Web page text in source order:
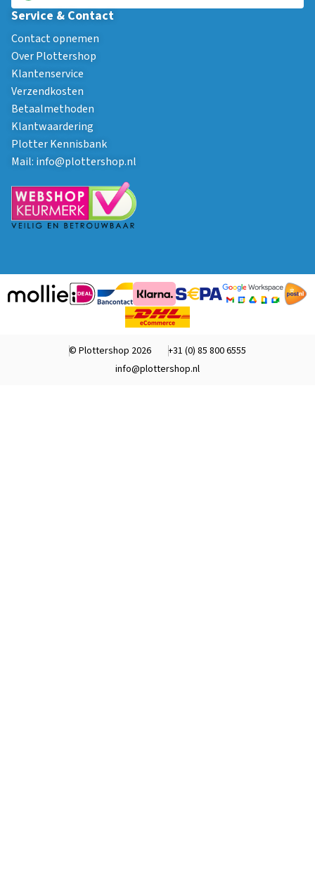
Service & Contact
Contact opnemen
Over Plottershop
Klantenservice
Verzendkosten
Betaalmethoden
Klantwaardering
Plotter Kennisbank
Mail: info@plottershop.nl
© Plottershop 2026
+31 (0) 85 800 6555
info@plottershop.nl